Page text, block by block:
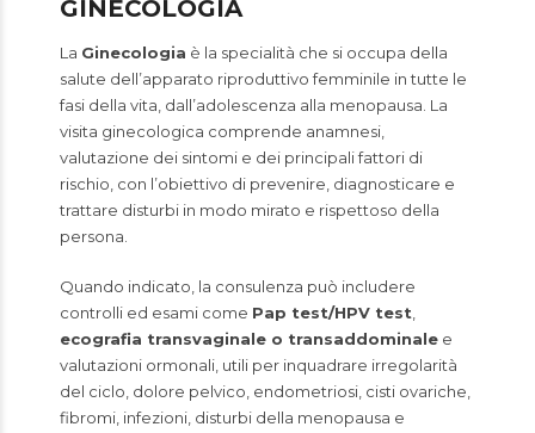
GINECOLOGIA
La Ginecologia è la specialità che si occupa della
salute dell’apparato riproduttivo femminile in tutte le
fasi della vita, dall’adolescenza alla menopausa. La
visita ginecologica comprende anamnesi,
valutazione dei sintomi e dei principali fattori di
rischio, con l’obiettivo di prevenire, diagnosticare e
trattare disturbi in modo mirato e rispettoso della
persona.
Quando indicato, la consulenza può includere
controlli ed esami come Pap test/HPV test
ecografia transvaginale o transaddominale e
valutazioni ormonali, utili per inquadrare irregolarità
del ciclo, dolore pelvico, endometriosi, cisti ovariche,
fibromi, infezioni, disturbi della menopausa e